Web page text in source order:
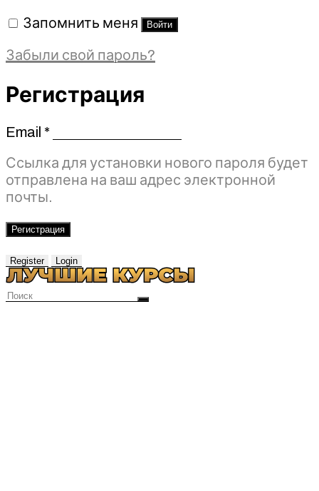
Запомнить меня Войти
Забыли свой пароль?
Регистрация
Email *Обязательно
Ссылка для установки нового пароля будет
отправлена ​​на ваш адрес электронной
почты.
Регистрация
Register Login